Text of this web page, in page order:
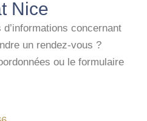
Nice
concernant
un rendez-vous ?
ou le formulaire